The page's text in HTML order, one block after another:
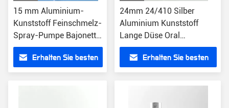
15 mm Aluminium-
Kunststoff Feinschmelz-
Spray-Pumpe Bajonett-
Parfüm-Kölnpumpe
Erhalten Sie besten
24mm 24/410 Silber
Aluminium Kunststoff
Lange Düse Oral
Nasennebel
Sprühpumpenkopf
Erhalten Sie besten